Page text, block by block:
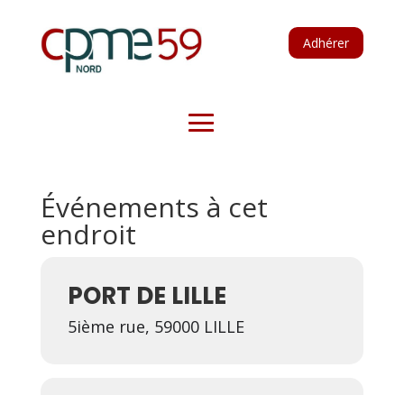
Adhérer
Événements à cet
endroit
PORT DE LILLE
5ième rue, 59000 LILLE